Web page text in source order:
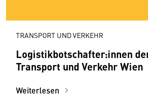
TRANSPORT UND VERKEHR
Logistikbotschafter:innen
Transport und Verkehr Wien
Weiterlesen